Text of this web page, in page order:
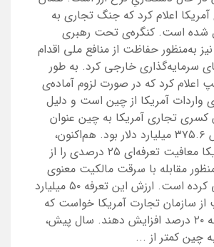
آمریکا اعلام کرد که جنگ تجاری به
شده است. کنگره‌ی تحت رهبری
به‌منظور حفاظت از منافع ملی اقدام
سرمایه‌گذاری خارجی کرد. به طور
اعلام کرد که در صورت لزوم آماده‌ی
واردات آمریکا از چین است و دلیل
کسری تجاری آمریکا به چین عنوان
شد که سال پیش ۳۷۵.۶ میلیارد دلار بود. هم‌اکنون،
رئیس‌جمهور آمریکا معافیت تعرفه‌ای ۲۵ درصدی‌ را از
مقابله با سرقت مالکیت معنوی
آمریکا، رونویسی کرده است. ارزش این تعرفه ۵۰ میلیارد
از سازمان تجارت آمریکا خواست که
تعرفه‌ها را از ۱۰ به ۲۰ درصد افزایش دهند. سال پیش،
چین کمتر از ...